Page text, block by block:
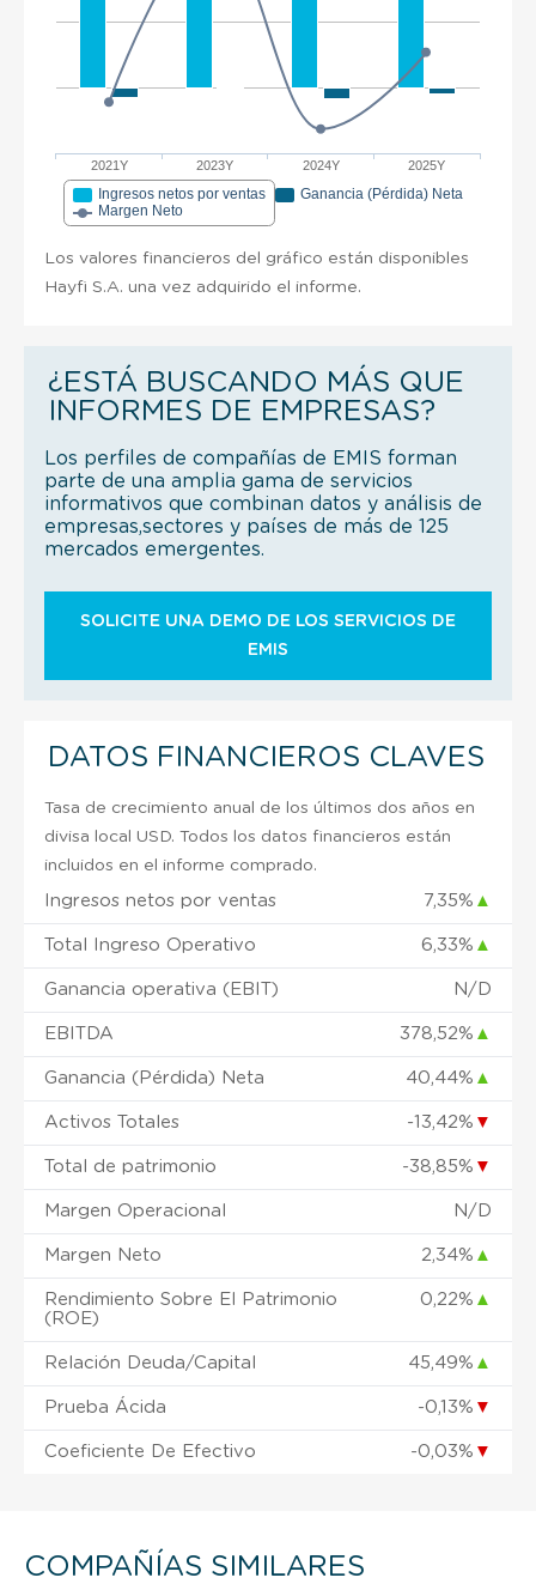
2021Y 2023Y 2024Y 2025Y
Ingresos netos por ventas
Ganancia (Pérdida) Neta
Margen Neto
Los valores financieros del gráfico están disponibles
Hayfi S.A. una vez adquirido el informe.
¿ESTÁ BUSCANDO MÁS QUE
INFORMES DE EMPRESAS?
Los perfiles de compañías de EMIS forman
parte de una amplia gama de servicios
informativos que combinan datos y análisis de
empresas,sectores y países de más de 125
mercados emergentes.
SOLICITE UNA DEMO DE LOS SERVICIOS DE
EMIS
DATOS FINANCIEROS CLAVES
Tasa de crecimiento anual de los últimos dos años en
divisa local USD. Todos los datos financieros están
incluidos en el informe comprado.
Ingresos netos por ventas 7,35% ▲
Total Ingreso Operativo 6,33% ▲
Ganancia operativa (EBIT) N/D
EBITDA 378,52% ▲
Ganancia (Pérdida) Neta 40,44% ▲
Activos Totales -13,42% ▼
Total de patrimonio -38,85% ▼
Margen Operacional N/D
Margen Neto 2,34% ▲
Rendimiento Sobre El Patrimonio
(ROE)
0,22% ▲
Relación Deuda/Capital 45,49% ▲
Prueba Ácida -0,13% ▼
Coeficiente De Efectivo -0,03% ▼
COMPAÑÍAS SIMILARES